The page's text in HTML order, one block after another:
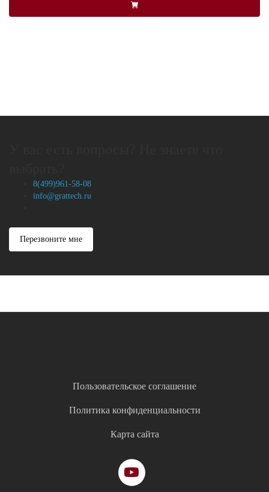
8(499)961-58-08
info@grattech.ru
Перезвоните мне
Пользовательское соглашение
Политика конфиденциальности
Карта сайта